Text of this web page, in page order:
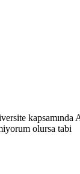
olursa tabi